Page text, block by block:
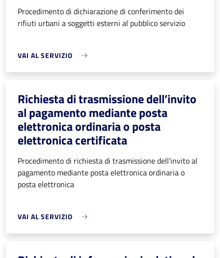
Procedimento di dichiarazione di conferimento dei
rifiuti urbani a soggetti esterni al pubblico servizio
VAI AL SERVIZIO
Richiesta di trasmissione dell’invito
al pagamento mediante posta
elettronica ordinaria o posta
elettronica certificata
Procedimento di richiesta di trasmissione dell’invito al
pagamento mediante posta elettronica ordinaria o
posta elettronica
VAI AL SERVIZIO